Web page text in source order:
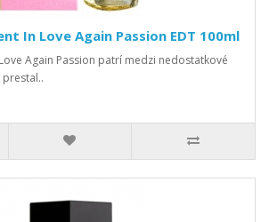
In Love Again Passion EDT 100ml
Again Passion patrí medzi nedostatkové